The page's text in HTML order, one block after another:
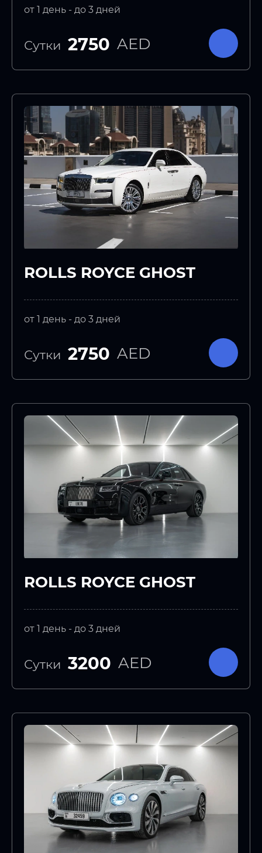
от 1 день - до 3 дней
Сутки 2750 AED
ROLLS ROYCE GHOST
от 1 день - до 3 дней
Сутки 2750 AED
ROLLS ROYCE GHOST
от 1 день - до 3 дней
Сутки 3200 AED